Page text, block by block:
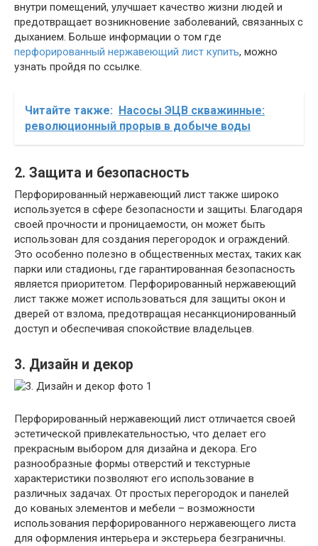
внутри помещений, улучшает качество жизни людей и
предотвращает возникновение заболеваний, связанных с
дыханием. Больше информации о том где
перфорированный нержавеющий лист купить, можно
узнать пройдя по ссылке.
Читайте также: Насосы ЭЦВ скважинные:
революционный прорыв в добыче воды
2. Защита и безопасность
Перфорированный нержавеющий лист также широко
используется в сфере безопасности и защиты. Благодаря
своей прочности и проницаемости, он может быть
использован для создания перегородок и ограждений.
Это особенно полезно в общественных местах, таких как
парки или стадионы, где гарантированная безопасность
является приоритетом. Перфорированный нержавеющий
лист также может использоваться для защиты окон и
дверей от взлома, предотвращая несанкционированный
доступ и обеспечивая спокойствие владельцев.
3. Дизайн и декор
Перфорированный нержавеющий лист отличается своей
эстетической привлекательностью, что делает его
прекрасным выбором для дизайна и декора. Его
разнообразные формы отверстий и текстурные
характеристики позволяют его использование в
различных задачах. От простых перегородок и панелей
до кованых элементов и мебели – возможности
использования перфорированного нержавеющего листа
для оформления интерьера и экстерьера безграничны.